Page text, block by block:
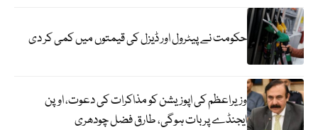
حکومت نے پیٹرول اور ڈیزل کی قیمتوں میں کمی کر دی
وزیراعظم کی اپوزیشن کو مذاکرات کی دعوت، اوپن
ایجنڈے پر بات ہوگی، طارق فضل چودھری